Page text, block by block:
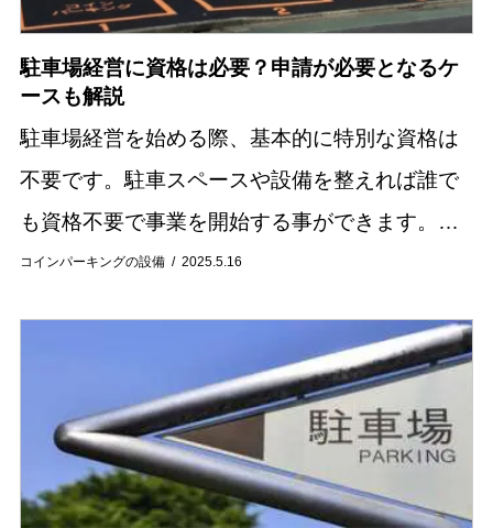
コインパーキングの設備 2025.5.16
駐車場経営に資格は必要？申請が必要となるケ
ースも解説
駐車場経営を始める際、基本的に特別な資格は
不要です。駐車スペースや設備を整えれば誰で
も資格不要で事業を開始する事ができます。し
かし、経営する駐車場の規模や種類によっては